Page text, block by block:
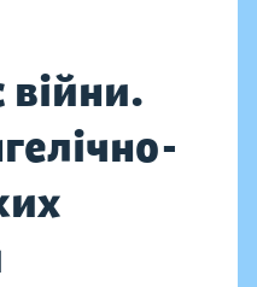
війни.